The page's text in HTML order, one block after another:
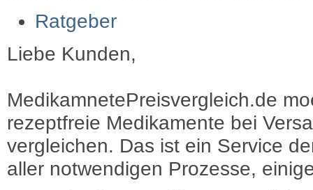
Ratgeber
Liebe Kunden,
MedikamnetePreisvergleich.de
rezeptfreie Medikamente bei
vergleichen. Das ist ein Service
aller notwendigen Prozesse,